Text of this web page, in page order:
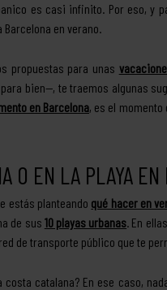
es casi infinito. Por eso, y
en verano.
propuestas para unas
bien—, te traemos algunas
en Barcelona, es el
O EN LA PLAYA EN
estás planteando qué hacer en
de sus 10 playas urbanas. En
de transporte público que te
catalana? En ese caso,